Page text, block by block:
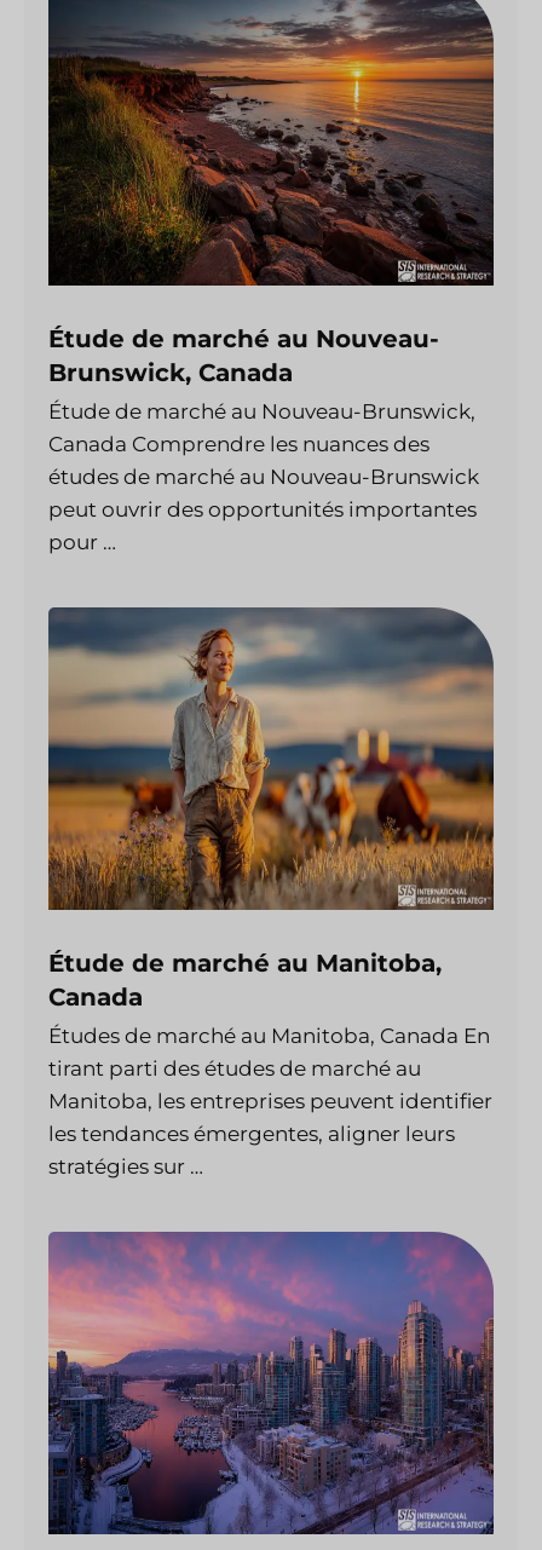
Étude de marché au Nouveau-
Brunswick, Canada
Étude de marché au Nouveau-Brunswick,
Canada Comprendre les nuances des
études de marché au Nouveau-Brunswick
peut ouvrir des opportunités importantes
pour …
Étude de marché au Manitoba,
Canada
Études de marché au Manitoba, Canada En
tirant parti des études de marché au
Manitoba, les entreprises peuvent identifier
les tendances émergentes, aligner leurs
stratégies sur …